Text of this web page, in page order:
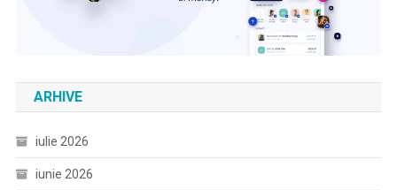
ARHIVE
iulie 2026
iunie 2026